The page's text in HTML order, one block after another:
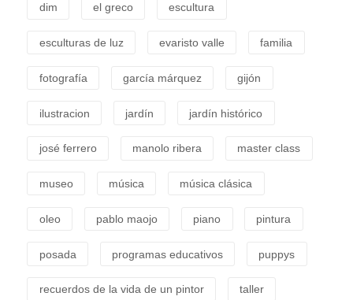
dim el greco escultura
esculturas de luz evaristo valle familia
fotografía garcía márquez gijón
ilustracion jardín jardín histórico
josé ferrero manolo ribera master class
museo música música clásica
oleo pablo maojo piano pintura
posada programas educativos puppys
recuerdos de la vida de un pintor taller